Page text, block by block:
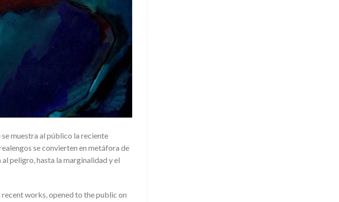
muestra al público la reciente
se convierten en metáfora de
peligro, hasta la marginalidad y el
works, opened to the public on